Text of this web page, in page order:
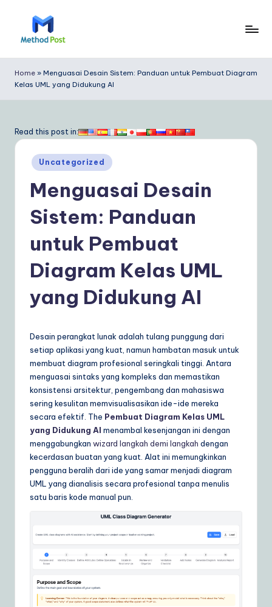
e
t
o
In
o
si
Y
o
Home » Menguasai Desain Sistem: Panduan untuk Pembuat Diagram
Kelas UML yang Didukung AI
Read this post in:
Posted
in
Uncategorized
Menguasai Desain
Sistem: Panduan
untuk Pembuat
Diagram Kelas UML
yang Didukung AI
Desain perangkat lunak adalah tulang punggung dari
setiap aplikasi yang kuat, namun hambatan masuk untuk
membuat diagram profesional seringkali tinggi. Antara
menguasai sintaks yang kompleks dan memastikan
konsistensi arsitektur, pengembang dan mahasiswa
sering kesulitan memvisualisasikan ide-ide mereka
secara efektif. The Pembuat Diagram Kelas UML
yang Didukung AI menambal kesenjangan ini dengan
menggabungkan wizard langkah demi langkah dengan
kecerdasan buatan yang kuat. Alat ini memungkinkan
pengguna beralih dari ide yang samar menjadi diagram
UML yang dianalisis secara profesional tanpa menulis
satu baris kode manual pun.